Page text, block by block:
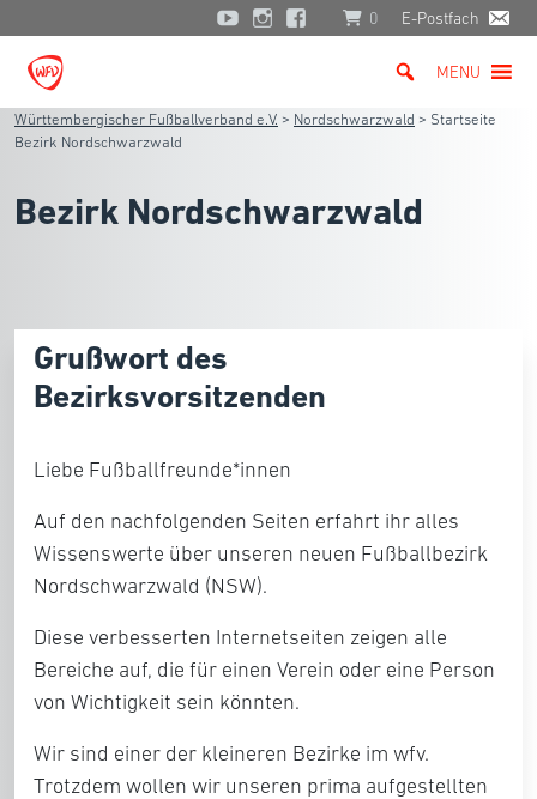
0 E-Postfach
MENU
Württembergischer Fußballverband e.V. > Nordschwarzwald > Startseite
Bezirk Nordschwarzwald
Bezirk Nordschwarzwald
Grußwort des
Bezirksvorsitzenden
Liebe Fußballfreunde*innen
Auf den nachfolgenden Seiten erfahrt ihr alles
Wissenswerte über unseren neuen Fußballbezirk
Nordschwarzwald (NSW).
Diese verbesserten Internetseiten zeigen alle
Bereiche auf, die für einen Verein oder eine Person
von Wichtigkeit sein könnten.
Wir sind einer der kleineren Bezirke im wfv.
Trotzdem wollen wir unseren prima aufgestellten